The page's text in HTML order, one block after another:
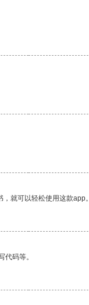
就可以轻松使用这款app。
码等。